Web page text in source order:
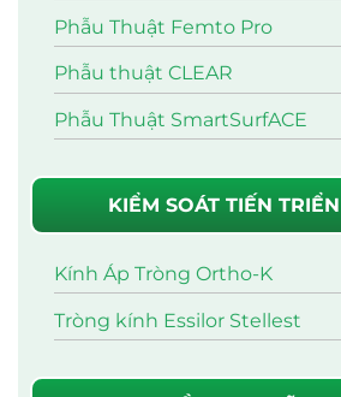
Phẫu Thuật Femto Pro
Phẫu thuật CLEAR
Phẫu Thuật SmartSurfACE
KIỂM SOÁT TIẾN
Kính Áp Tròng Ortho-K
Tròng kính Essilor Stellest